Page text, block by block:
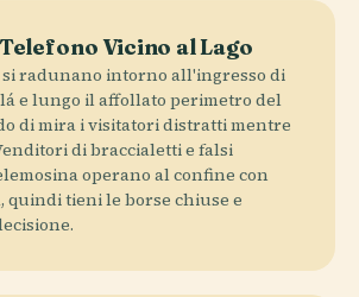
Vicino al Lago
radunano intorno all'ingresso di
e lungo il affollato perimetro del
di mira i visitatori distratti mentre
di braccialetti e falsi
operano al confine con
quindi tieni le borse chiuse e